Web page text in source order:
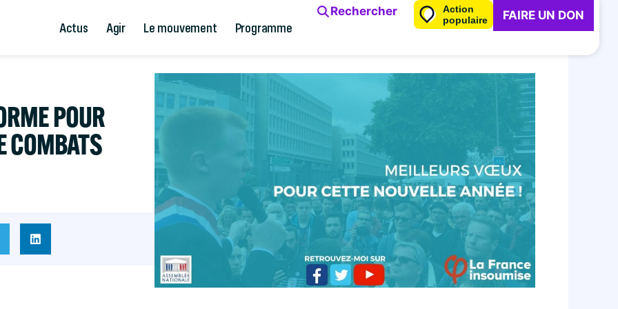
Actus Agir Le mouvement Programme
Rechercher
Action
populaire
FAIRE UN DON
POUR
COMBATS